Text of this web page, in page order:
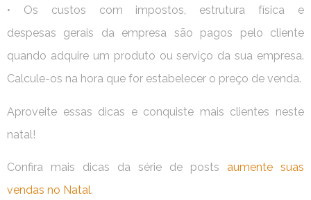
• Os custos com impostos, estrutura física e
despesas gerais da empresa são pagos pelo cliente
quando adquire um produto ou serviço da sua empresa.
Calcule-os na hora que for estabelecer o preço de venda.
Aproveite essas dicas e conquiste mais clientes neste
natal!
Confira mais dicas da série de posts aumente suas
vendas no Natal.